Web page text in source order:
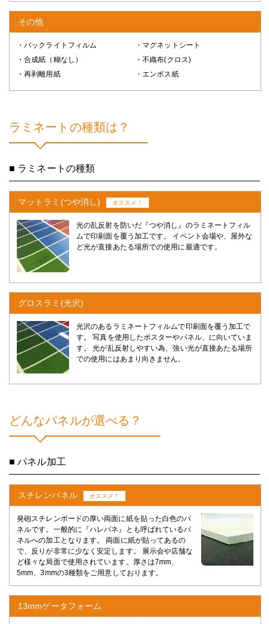
その他
・バックライトフィルム
・マグネットシート
・合成紙（糊なし）
・不織布(クロス)
・再剥離用紙
・エンボス紙
ラミネートの種類は？
■ ラミネートの種類
マットラミ(つや消し) オススメ！
光の乱反射を防いだ『つや消し』のラミネートフィル
ムで印刷面を覆う加工です。 イベント会場や、屋外な
ど光が直接あたる場所での使用に最適です。
グロスラミ(光沢)
光沢のあるラミネートフィルムで印刷面を覆う加工で
す。 写真を使用したポスターやパネル、に向いていま
す。 光が乱反射しやすい為、強い光が直接あたる場所
での使用にはあまり向きません。
どんなパネルが選べる？
■ パネル加工
スチレンパネル オススメ！
発砲スチレンボードの厚い両面に紙を貼った白色のパ
ネルです。一般的に『ハレパネ』とも呼ばれているパ
ネルへの加工となります。 両面に紙が貼ってあるの
で、反りが非常に少なく安定します。 展示会や店舗な
ど様々な局面で使用されています。厚さは7mm、
5mm、3mmの3種類をご用意しております。
13mmゲータフォーム